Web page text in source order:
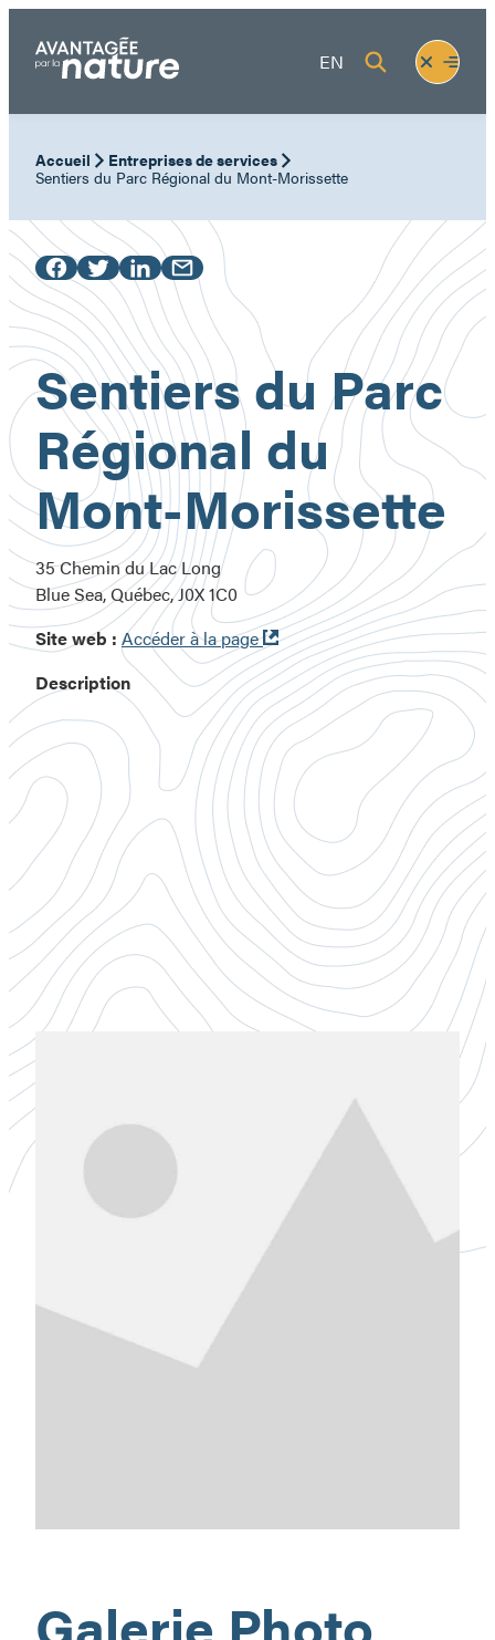
contenu
EN
Fermer
le
menu
Ouvrir
le
Accueil Entreprises de services
Sentiers du Parc Régional du Mont-Morissette
Sentiers du Parc
Régional du
Mont-Morissette
35 Chemin du Lac Long
Blue Sea, Québec, J0X 1C0
Site web : Accéder à la page Ouvre
dans
une
nouvelle
fenêtre
Description